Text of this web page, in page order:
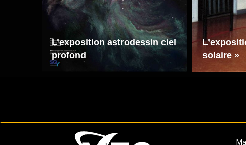
L’exposition astrodessin ciel
profond
solaire »